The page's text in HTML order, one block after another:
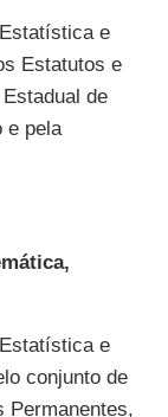
e
Estatutos e
de
e pela
e
conjunto de
Permanentes,